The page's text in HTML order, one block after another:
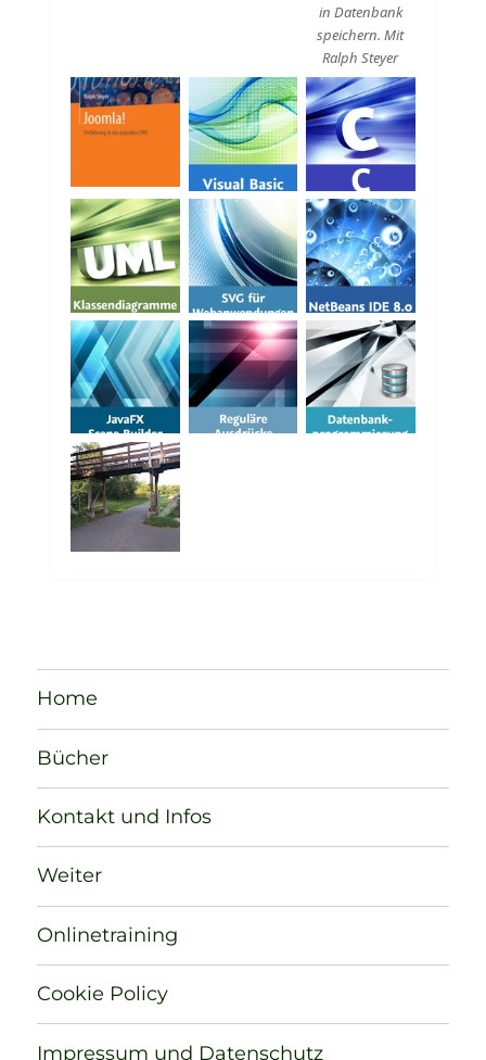
in Datenbank
speichern. Mit
Ralph Steyer
Home
Bücher
Kontakt und Infos
Weiter
Onlinetraining
Cookie Policy
Impressum und Datenschutz